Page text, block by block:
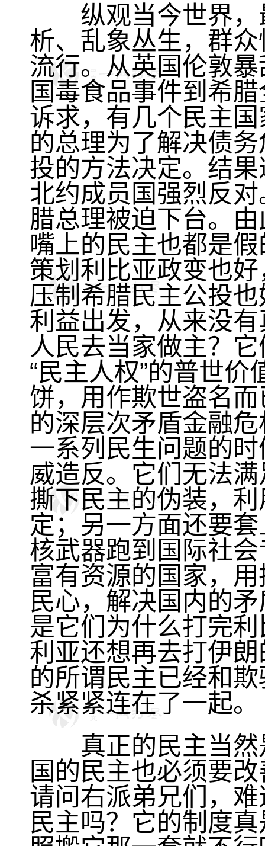
纵观当今世界，
析、乱象丛生，群
流行。从英国伦敦
国毒食品事件到希
诉求，有几个民主
的总理为了解决债
投的方法决定。结
北约成员国强烈反对
腊总理被迫下台。
嘴上的民主也都是
策划利比亚政变也
压制希腊民主公投
利益出发，从来没
人民去当家做主？
“民主人权”的普世
饼，用作欺世盗名
的深层次矛盾金融
一系列民生问题的
威造反。它们无法
撕下民主的伪装，
定；另一方面还要
核武器跑到国际社
富有资源的国家，
民心，解决国内的
是它们为什么打完
利亚还想再去打伊
的所谓民主已经和
杀紧紧连在了一起。
真正的民主当然
国的民主也必须要
请问右派弟兄们，
民主吗？它的制度